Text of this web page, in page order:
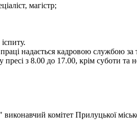
магістр;
надається кадровою службою за
з 8.00 до 17.00, крім суботи та
комітет Прилуцької